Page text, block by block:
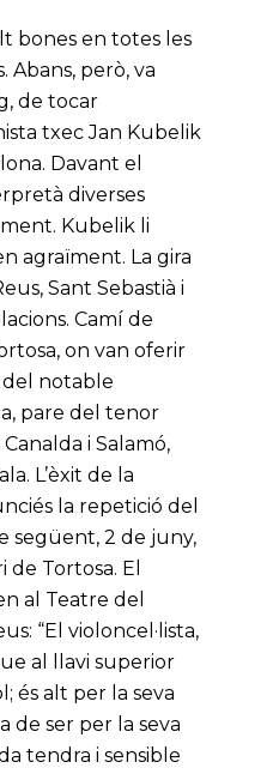
bones en totes les
Abans, però, va
de tocar
txec Jan Kubelik
Davant el
diverses
Kubelik li
agraïment. La gira
Sant Sebastià i
Camí de
on van oferir
del notable
pare del tenor
i Salamó,
L’èxit de la
la repetició del
següent, 2 de juny,
Tortosa. El
al Teatre del
“El violoncel·lista,
al llavi superior
és alt per la seva
de ser per la seva
tendra i sensible